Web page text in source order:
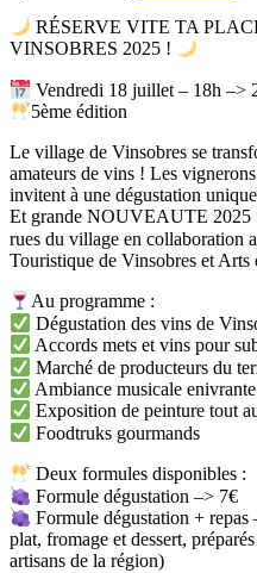
RÉSERVE VITE TA
VINSOBRES 2025 !
Vendredi 18 juillet – 18h –>
5ème édition
Le village de Vinsobres se
amateurs de vins ! Les
invitent à une dégustation
Et grande NOUVEAUTE 2025
rues du village en collaboration
Touristique de Vinsobres et Arts
Au programme :
Dégustation des vins de
Accords mets et vins pour
Marché de producteurs du
Ambiance musicale enivrante
Exposition de peinture tout
Foodtruks gourmands
Deux formules disponibles :
Formule dégustation –> 7€
Formule dégustation +
plat, fromage et dessert,
artisans de la région)